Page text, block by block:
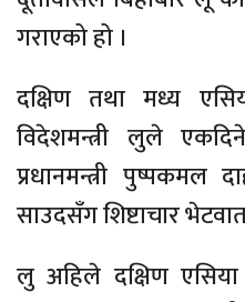
गराएको हो ।
दक्षिण तथा मध्य
विदेशमन्त्री लुले
प्रधानमन्त्री पुष्पकमल
साउदसँग शिष्टाचार
लु अहिले दक्षिण एसिया